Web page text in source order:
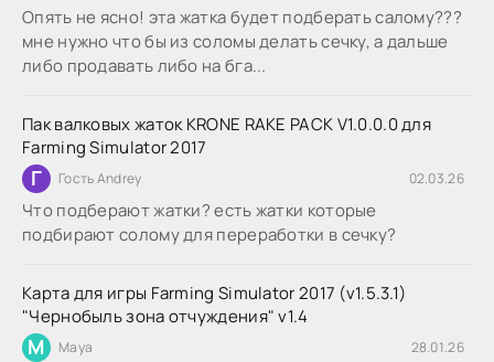
Опять не ясно! эта жатка будет подберать салому???
мне нужно что бы из соломы делать сечку, а дальше
либо продавать либо на бга...
Пак валковых жаток KRONE RAKE PACK V1.0.0.0 для
Farming Simulator 2017
Г Гость Andrey 02.03.26
Что подберают жатки? есть жатки которые
подбирают солому для переработки в сечку?
Карта для игры Farming Simulator 2017 (v1.5.3.1)
"Чернобыль зона отчуждения" v1.4
M Maya 28.01.26